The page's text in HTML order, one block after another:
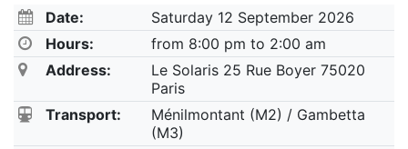
Date:
Saturday 12 September 2026
Hours:
from 8:00 pm to 2:00 am
Address:
Le Solaris 25 Rue Boyer 75020
Paris
Transport:
Ménilmontant (M2) / Gambetta
(M3)